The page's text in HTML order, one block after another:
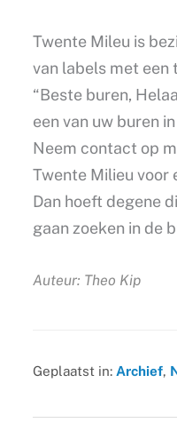
Twente Mileu is
van labels met een
“Beste buren,
een van uw buren
Neem contact op
Twente Milieu voor
Dan hoeft degene
gaan zoeken in de
Auteur: Theo Kip
Geplaatst in: Archief,